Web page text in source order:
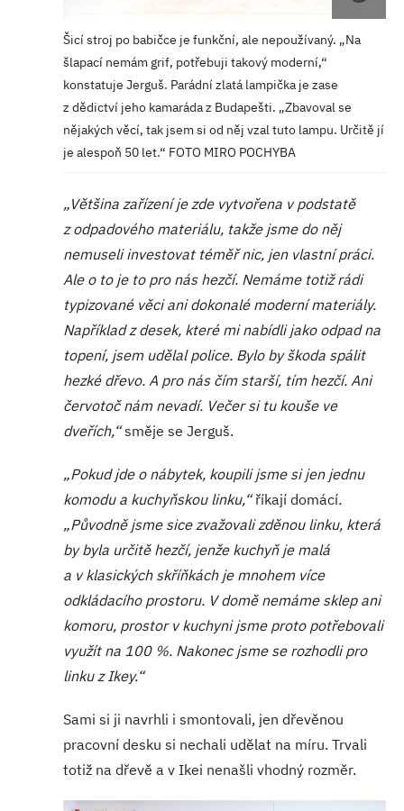
Šicí stroj po babičce je funkční, ale nepoužívaný. „Na
šlapací nemám grif, potřebuji takový moderní,“
konstatuje Jerguš. Parádní zlatá lampička je zase
z dědictví jeho kamaráda z Budapešti. „Zbavoval se
nějakých věcí, tak jsem si od něj vzal tuto lampu. Určitě jí
je alespoň 50 let.“ FOTO MIRO POCHYBA
„Většina zařízení je zde vytvořena v podstatě
z odpadového materiálu, takže jsme do něj
nemuseli investovat téměř nic, jen vlastní práci.
Ale o to je to pro nás hezčí. Nemáme totiž rádi
typizované věci ani dokonalé moderní materiály.
Například z desek, které mi nabídli jako odpad na
topení, jsem udělal police. Bylo by škoda spálit
hezké dřevo. A pro nás čím starší, tím hezčí. Ani
červotoč nám nevadí. Večer si tu kouše ve
dveřích,“směje se Jerguš.
„Pokud jde o nábytek, koupili jsme si jen jednu
komodu a kuchyňskou linku,“říkají domácí.
„Původně jsme sice zvažovali zděnou linku, která
by byla určitě hezčí, jenže kuchyň je malá
a v klasických skříňkách je mnohem více
odkládacího prostoru. V domě nemáme sklep ani
komoru, prostor v kuchyni jsme proto potřebovali
využít na 100 %. Nakonec jsme se rozhodli pro
linku z Ikey.“
Sami si ji navrhli i smontovali, jen dřevěnou
pracovní desku si nechali udělat na míru. Trvali
totiž na dřevě a v Ikei nenašli vhodný rozměr.